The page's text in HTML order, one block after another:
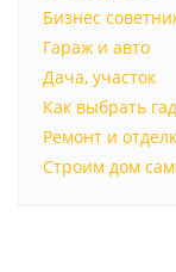
Бизнес
Гараж и авто
Дача, участок
Как выбрать
Ремонт и
Строим дом